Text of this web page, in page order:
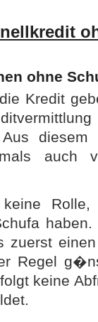
ohne
Kredit
Aus
auch
zuerst
Regel
keine